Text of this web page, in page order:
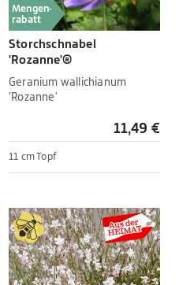
Mengen-
rabatt
Storchschnabel
'Rozanne'®
Geranium wallichianum
'Rozanne'
11,49 €
11 cm Topf